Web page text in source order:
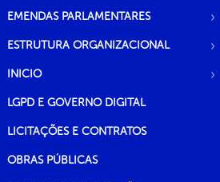
EMENDAS PARLAMENTARES
ESTRUTURA ORGANIZACIONAL
INICIO
LGPD E GOVERNO DIGITAL
LICITAÇÕES E CONTRATOS
OBRAS PÚBLICAS